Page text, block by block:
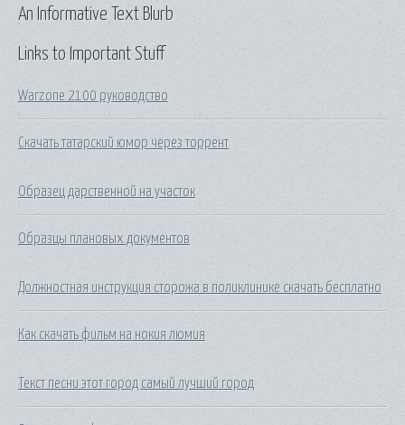
Links to Important Stuff
Warzone 2100 руководство
Скачать татарский юмор через торрент
Образец дарственной на участок
Образцы плановых документов
Должностная инструкция сторожа в поликлинике скачать бесплатно
Как скачать фильм на нокия люмия
Текст песни этот город самый лучший город
An Informative Text Blurb